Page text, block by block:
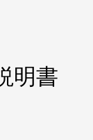
明書